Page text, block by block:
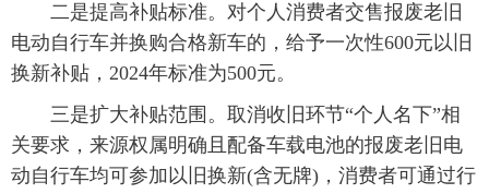
二是提高补贴标准。对个人消费者交售报废老旧
电动自行车并换购合格新车的，给予一次性600元以旧
换新补贴，2024年标准为500元。
三是扩大补贴范围。取消收旧环节“个人名下”相
关要求，来源权属明确且配备车载电池的报废老旧电
动自行车均可参加以旧换新(含无牌)，消费者可通过行